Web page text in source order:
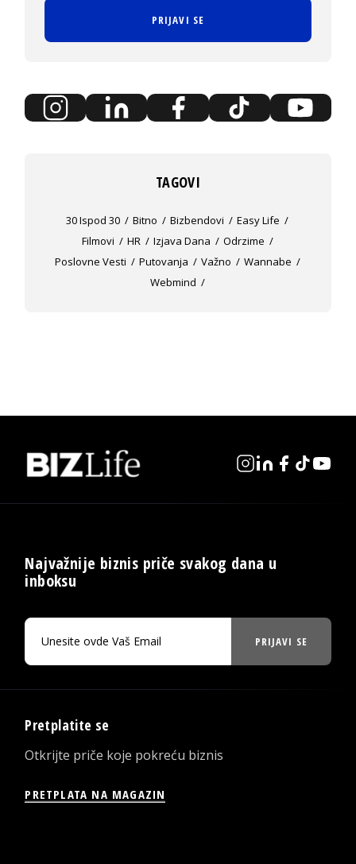
PRIJAVI SE
TAGOVI
30 Ispod 30 Bitno Bizbendovi
Easy Life
Filmovi
HR Izjava Dana
Odrzime
Poslovne Vesti
Putovanja Važno
Wannabe
Webmind
Najvažnije biznis priče svakog dana u
inboksu
PRIJAVI SE
Pretplatite se
Otkrijte priče koje pokreću biznis
PRETPLATA NA MAGAZIN